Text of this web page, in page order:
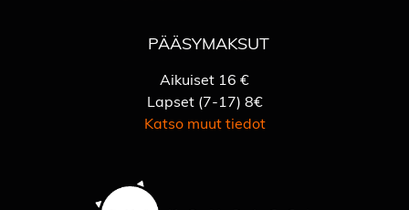
PÄÄSYMAKSUT
Aikuiset 16 €
Lapset (7-17) 8€
Katso muut tiedot